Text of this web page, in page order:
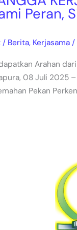
Peran,
/ Berita, Kerjasama /
Arahan
08 Juli 2025
Pekan